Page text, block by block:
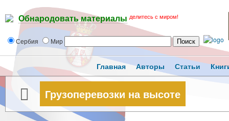
Обнародовать материалы делитесь с миром!
Сербия Мир
Главная Авторы Статьи
Грузоперевозки на высоте